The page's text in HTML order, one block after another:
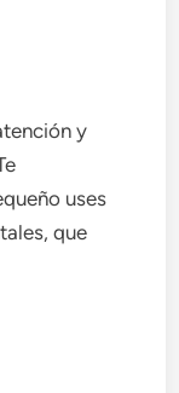
y
uses
que